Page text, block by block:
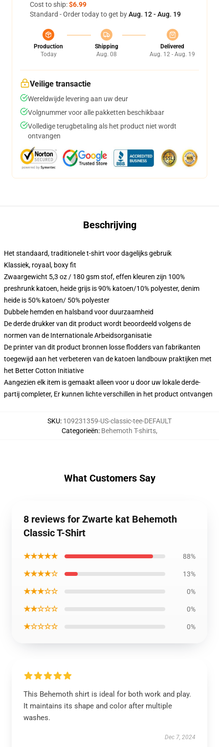
Cost to ship:$6.99
Standard - Order today to get byAug. 12 - Aug. 19
Production
Today
Shipping
Aug. 08
Delivered
Aug. 12 - Aug. 19
Veilige transactie
Wereldwijde levering aan uw deur
Volgnummer voor alle pakketten beschikbaar
Volledige terugbetaling als het product niet wordt
ontvangen
Beschrijving
Het standaard, traditionele t-shirt voor dagelijks gebruik
Klassiek, royaal, boxy fit
Zwaargewicht 5,3 oz / 180 gsm stof, effen kleuren zijn 100%
preshrunk katoen, heide grijs is 90% katoen/10% polyester, denim
heide is 50% katoen/ 50% polyester
Dubbele hemden en halsband voor duurzaamheid
De derde drukker van dit product wordt beoordeeld volgens de
normen van de Internationale Arbeidsorganisatie
De printer van dit product bronnen losse flodders van fabrikanten
toegewijd aan het verbeteren van de katoen landbouw praktijken met
het Better Cotton Initiative
Aangezien elk item is gemaakt alleen voor u door uw lokale derde-
partij completer, Er kunnen lichte verschillen in het product ontvangen
SKU: 109231359-US-classic-tee-DEFAULT
Categorieën: Behemoth T-shirts,
What Customers Say
8 reviews for Zwarte kat Behemoth
Classic T-Shirt
★★★★★ 88%
★★★★☆ 13%
★★★☆☆ 0%
★★☆☆☆ 0%
★☆☆☆☆ 0%
This Behemoth shirt is ideal for both work and play.
It maintains its shape and color after multiple
washes.
Dec 7, 2024